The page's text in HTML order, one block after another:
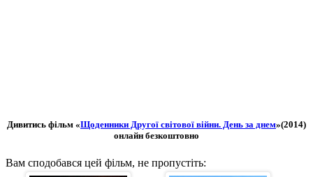
Дивитись фільм «Щоденники Другої світової війни. День за днем»(2014)
онлайн безкоштовно
Вам сподобався цей фільм, не пропустіть: